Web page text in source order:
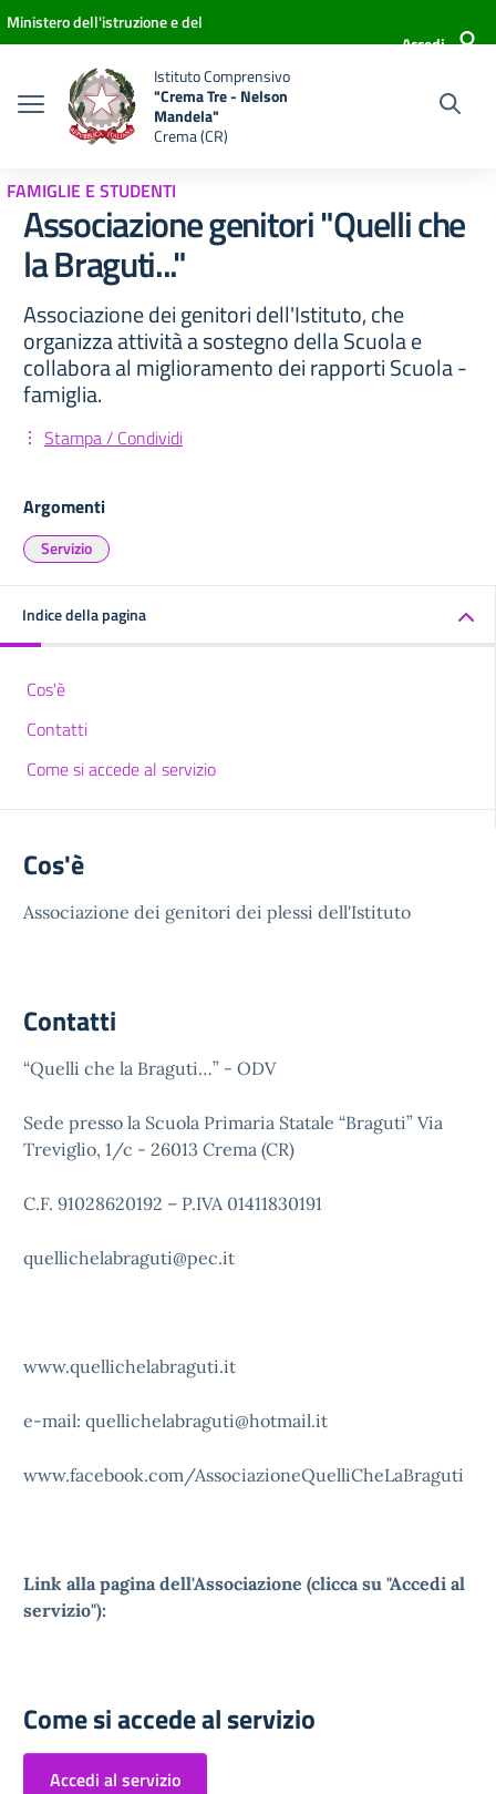
Vai ai contenuti
Vai al menu di navigazione
Vai al footer
Ministero dell'istruzione e del
Accedi
Istituto Comprensivo
"Crema Tre - Nelson
Mandela"
Crema (CR)
FAMIGLIE E STUDENTI
Associazione genitori "Quelli che
la Braguti..."
Associazione dei genitori dell'Istituto, che
organizza attività a sostegno della Scuola e
collabora al miglioramento dei rapporti Scuola -
famiglia.
Stampa / Condividi
Argomenti
Servizio
Indice della pagina
Cos'è
Contatti
Come si accede al servizio
Cos'è
Associazione dei genitori dei plessi dell'Istituto
Contatti
“Quelli che la Braguti…” - ODV
Sede presso la Scuola Primaria Statale “Braguti” Via
Treviglio, 1/c - 26013 Crema (CR)
C.F. 91028620192 – P.IVA 01411830191
quellichelabraguti@pec.it
www.quellichelabraguti.it
e-mail: quellichelabraguti@hotmail.it
www.facebook.com/AssociazioneQuelliCheLaBraguti
Link alla pagina dell'Associazione (clicca su "Accedi al
servizio"):
Come si accede al servizio
Accedi al servizio